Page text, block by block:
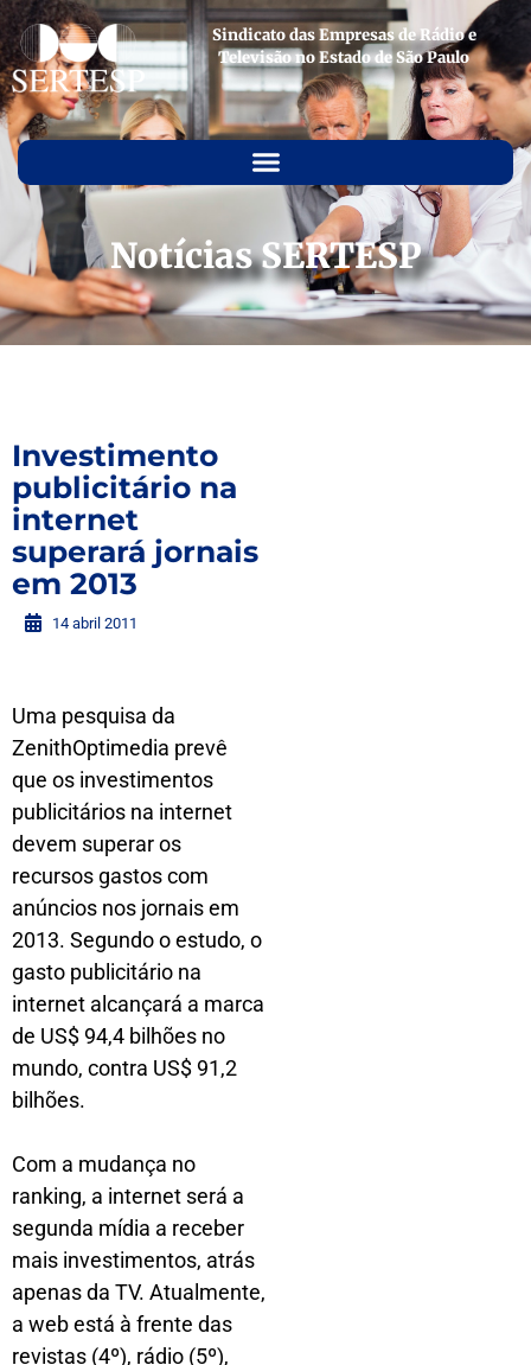
Sindicato das Empresas de Rádio e
Televisão no Estado de São Paulo
Notícias SERTESP
Investimento
publicitário na
internet
superará jornais
em 2013
14 abril 2011
Uma pesquisa da
ZenithOptimedia prevê
que os investimentos
publicitários na internet
devem superar os
recursos gastos com
anúncios nos jornais em
2013. Segundo o estudo, o
gasto publicitário na
internet alcançará a marca
de US$ 94,4 bilhões no
mundo, contra US$ 91,2
bilhões.
Com a mudança no
ranking, a internet será a
segunda mídia a receber
mais investimentos, atrás
apenas da TV. Atualmente,
a web está à frente das
revistas (4º), rádio (5º),